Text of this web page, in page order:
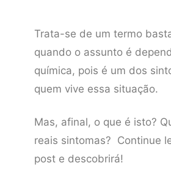
Trata-se de um termo
quando o assunto é
química, pois é um dos
quem vive essa situação.
Mas, afinal, o que é isto?
reais sintomas? Continue
post e descobrirá!